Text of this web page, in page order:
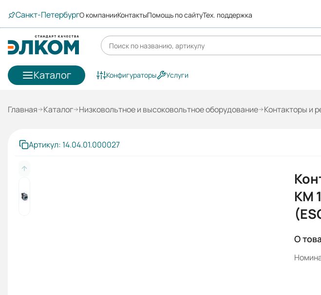
Санкт-ПетербургО компанииКонтактыПомощь по сайтуТех. поддержка
Каталог Конфигураторы Услуги
Главная Каталог Низковольтное и высоковольтное оборудование Контакторы и
Артикул: 14.04.01.000027
КМ
О